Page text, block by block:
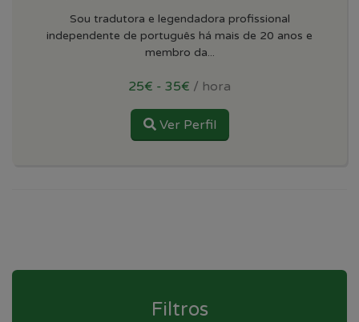
Sou tradutora e legendadora profissional
independente de português há mais de 20 anos e
membro da...
25€ - 35€ / hora
Ver Perfil
Filtros